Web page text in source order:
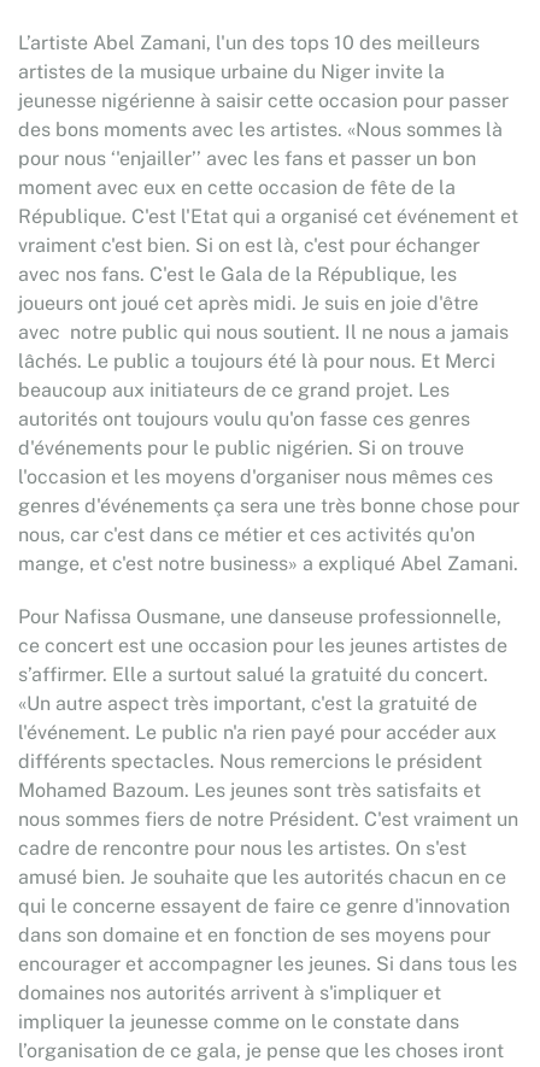
L’artiste Abel Zamani, l'un des tops 10 des meilleurs
artistes de la musique urbaine du Niger invite la
jeunesse nigérienne à saisir cette occasion pour passer
des bons moments avec les artistes. «Nous sommes là
pour nous ‘'enjailler’’ avec les fans et passer un bon
moment avec eux en cette occasion de fête de la
République. C'est l'Etat qui a organisé cet événement et
vraiment c'est bien. Si on est là, c'est pour échanger
avec nos fans. C'est le Gala de la République, les
joueurs ont joué cet après midi. Je suis en joie d'être
avec notre public qui nous soutient. Il ne nous a jamais
lâchés. Le public a toujours été là pour nous. Et Merci
beaucoup aux initiateurs de ce grand projet. Les
autorités ont toujours voulu qu'on fasse ces genres
d'événements pour le public nigérien. Si on trouve
l'occasion et les moyens d'organiser nous mêmes ces
genres d'événements ça sera une très bonne chose pour
nous, car c'est dans ce métier et ces activités qu'on
mange, et c'est notre business» a expliqué Abel Zamani.
Pour Nafissa Ousmane, une danseuse professionnelle,
ce concert est une occasion pour les jeunes artistes de
s’affirmer. Elle a surtout salué la gratuité du concert.
«Un autre aspect très important, c'est la gratuité de
l'événement. Le public n'a rien payé pour accéder aux
différents spectacles. Nous remercions le président
Mohamed Bazoum. Les jeunes sont très satisfaits et
nous sommes fiers de notre Président. C'est vraiment un
cadre de rencontre pour nous les artistes. On s'est
amusé bien. Je souhaite que les autorités chacun en ce
qui le concerne essayent de faire ce genre d'innovation
dans son domaine et en fonction de ses moyens pour
encourager et accompagner les jeunes. Si dans tous les
domaines nos autorités arrivent à s'impliquer et
impliquer la jeunesse comme on le constate dans
l’organisation de ce gala, je pense que les choses iront